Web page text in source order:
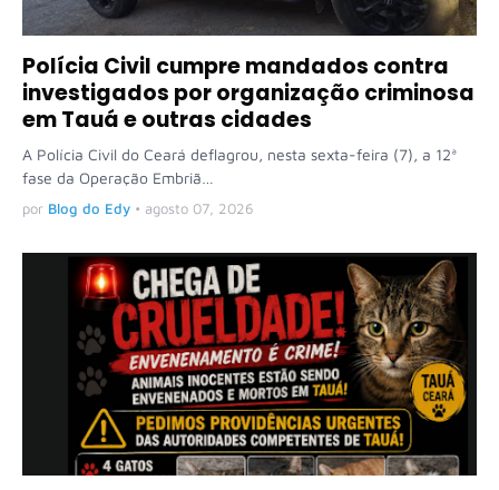
Polícia Civil cumpre mandados contra
investigados por organização criminosa
em Tauá e outras cidades
A Polícia Civil do Ceará deflagrou, nesta sexta-feira (7), a 12ª
fase da Operação Embriã…
por Blog do Edy • agosto 07, 2026